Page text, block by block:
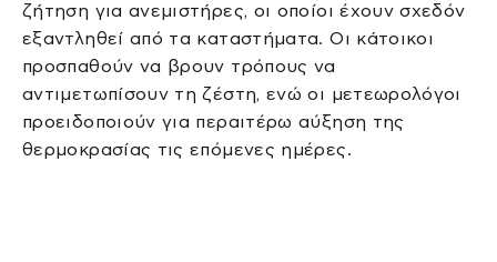
ζήτηση για ανεμιστήρες, οι οποίοι έχουν σχεδόν
εξαντληθεί από τα καταστήματα. Οι κάτοικοι
προσπαθούν να βρουν τρόπους να
αντιμετωπίσουν τη ζέστη, ενώ οι μετεωρολόγοι
προειδοποιούν για περαιτέρω αύξηση της
θερμοκρασίας τις επόμενες ημέρες.